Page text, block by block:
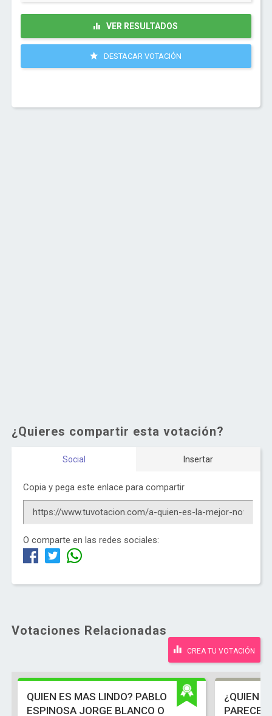
VER RESULTADOS
DESTACAR VOTACIÓN
¿Quieres compartir esta votación?
Social Insertar
Copia y pega este enlace para compartir
O comparte en las redes sociales:
Votaciones Relacionadas
CREA TU VOTACIÓN
QUIEN ES MAS LINDO? PABLO
ESPINOSA JORGE BLANCO O
¿QUIEN
PARECE